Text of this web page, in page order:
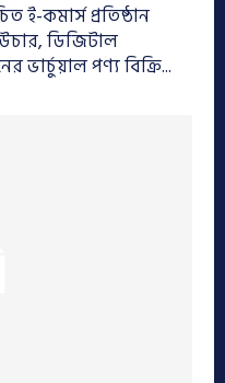
কমার্স প্রতিষ্ঠান
ডিজিটাল
পণ্য বিক্রি...